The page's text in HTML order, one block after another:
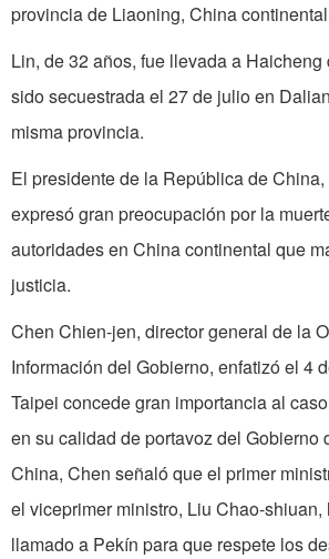
provincia de Liaoning, China
Lin, de 32 años, fue llevada a
sido secuestrada el 27 de julio en
misma provincia.
El presidente de la República de China,
expresó gran preocupación por la
autoridades en China continental que
justicia.
Chen Chien-jen, director general de la
Información del Gobierno, enfatizó el 4
Taipei concede gran importancia al
en su calidad de portavoz del Gobierno
China, Chen señaló que el primer
el viceprimer ministro, Liu Chao-shiuan,
llamado a Pekín para que respete los